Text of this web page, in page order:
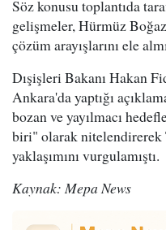
Söz konusu toplantıda
gelişmeler, Hürmüz
çözüm arayışlarını ele
Dışişleri Bakanı Hakan
Ankara'da yaptığı
bozan ve yayılmacı
biri" olarak
yaklaşımını vurgulamıştı.
Kaynak: Mepa News